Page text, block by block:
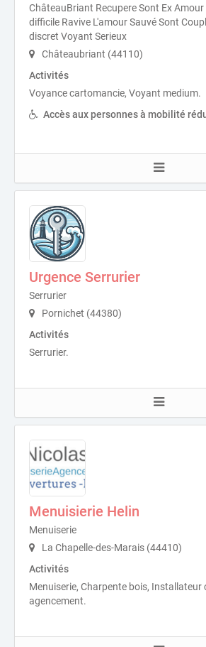
ChâteauBriant Recupere Sont Ex
difficile Ravive L'amour Sauvé Sont
discret Voyant Serieux
Châteaubriant (44110)
Activités
Voyance cartomancie, Voyant medium.
Accès aux personnes à mobilité
Urgence Serrurier
Serrurier
Pornichet (44380)
Activités
Serrurier.
Menuisierie Helin
Menuiserie
La Chapelle-des-Marais (44410)
Activités
Menuiserie, Charpente bois, Installateur
agencement.